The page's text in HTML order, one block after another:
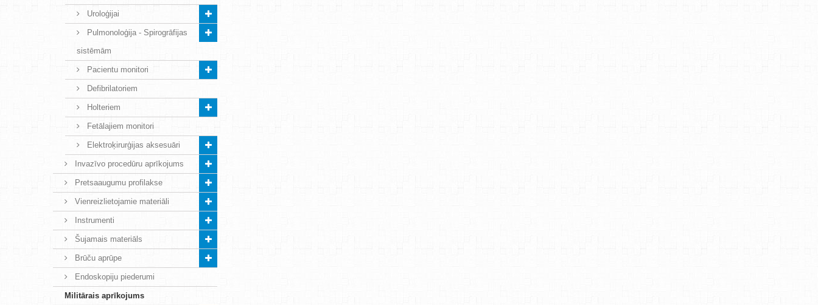
Uroloģijai
Pulmonoloģija - Spirogrāfijas
sistēmām
Pacientu monitori
Defibrilatoriem
Holteriem
Fetālajiem monitori
Elektroķirurģijas aksesuāri
Invazīvo procedūru aprīkojums
Pretsaaugumu profilakse
Vienreizlietojamie materiāli
Instrumenti
Šujamais materiāls
Brūču aprūpe
Endoskopiju piederumi
Militārais aprīkojums